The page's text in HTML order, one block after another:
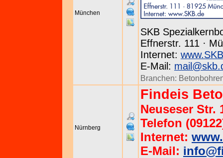
München
SKB
Effnerstr. 111 ·
Internet:
E-Mail:
Branchen:
Nürnberg
Findeis
Neuseser Str.
Telefon
Internet:
E-Mail: